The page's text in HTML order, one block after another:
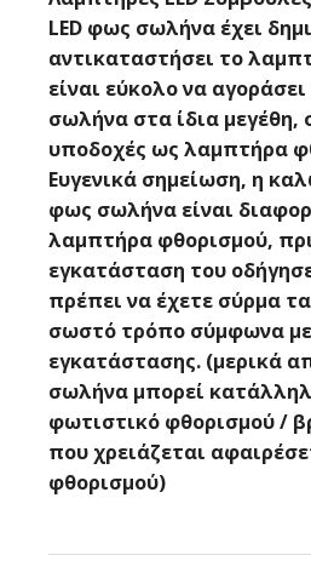
LED φως σωλήνα έχει
αντικαταστήσει το
είναι εύκολο να
σωλήνα στα ίδια μεγέθη,
υποδοχές ως λαμπτήρα
Ευγενικά σημείωση, η
φως σωλήνα είναι
λαμπτήρα φθορισμού,
εγκατάσταση του
πρέπει να έχετε σύρμα
σωστό τρόπο σύμφωνα με
εγκατάστασης. (μερικά
σωλήνα μπορεί
φωτιστικό φθορισμού /
που χρειάζεται
φθορισμού)